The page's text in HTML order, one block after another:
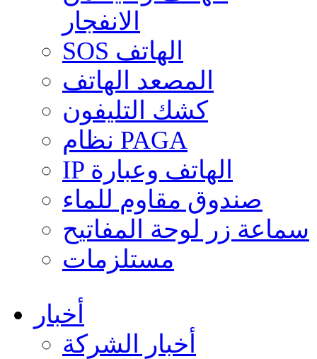
الانفجار
SOS الهاتف
المصعد الهاتف
كشك التليفون
نظام PAGA
IP الهاتف وعبارة
صندوق مقاوم للماء
سماعة زر لوحة المفاتيح
مستلزمات
أخبار
أخبار الشركة